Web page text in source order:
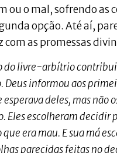
ou o mal, sofrendo as
opção. Até aí,
com as promessas
do livre-arbítrio
Deus informou aos
esperava deles, mas não
Eles escolheram decidir
que era mau. E sua má
parecidas feitas no